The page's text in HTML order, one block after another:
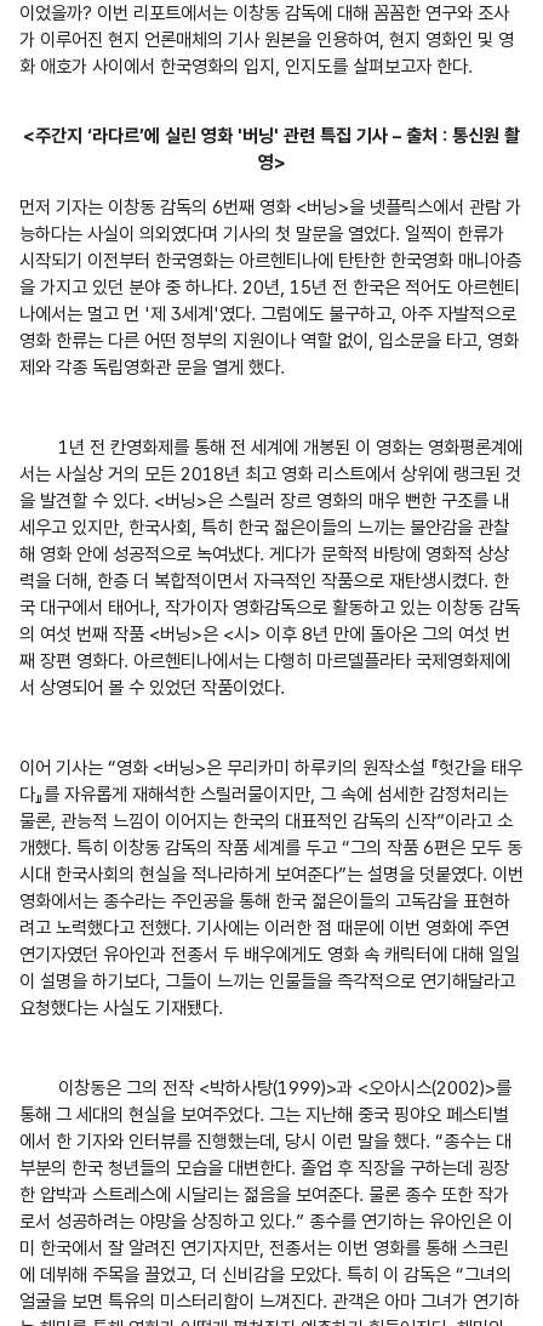
이었을까? 이번 리포트에서는 이창동 감독에 대해 꼼꼼한 연구와 조사
가 이루어진 현지 언론매체의 기사 원본을 인용하여, 현지 영화인 및 영
화 애호가 사이에서 한국영화의 입지, 인지도를 살펴보고자 한다.
<주간지 ‘라다르’에 실린 영화 '버닝' 관련 특집 기사 – 출처 : 통신원 촬
영>
먼저 기자는 이창동 감독의 6번째 영화 <버닝>을 넷플릭스에서 관람 가
능하다는 사실이 의외였다며 기사의 첫 말문을 열었다. 일찍이 한류가
시작되기 이전부터 한국영화는 아르헨티나에 탄탄한 한국영화 매니아층
을 가지고 있던 분야 중 하나다. 20년, 15년 전 한국은 적어도 아르헨티
나에서는 멀고 먼 '제 3세계'였다. 그럼에도 불구하고, 아주 자발적으로
영화 한류는 다른 어떤 정부의 지원이나 역할 없이, 입소문을 타고, 영화
제와 각종 독립영화관 문을 열게 했다.
1년 전 칸영화제를 통해 전 세계에 개봉된 이 영화는 영화평론계에
서는 사실상 거의 모든 2018년 최고 영화 리스트에서 상위에 랭크된 것
을 발견할 수 있다. <버닝>은 스릴러 장르 영화의 매우 뻔한 구조를 내
세우고 있지만, 한국사회, 특히 한국 젊은이들의 느끼는 불안감을 관찰
해 영화 안에 성공적으로 녹여냈다. 게다가 문학적 바탕에 영화적 상상
력을 더해, 한층 더 복합적이면서 자극적인 작품으로 재탄생시켰다. 한
국 대구에서 태어나, 작가이자 영화감독으로 활동하고 있는 이창동 감독
의 여섯 번째 작품 <버닝>은 <시> 이후 8년 만에 돌아온 그의 여섯 번
째 장편 영화다. 아르헨티나에서는 다행히 마르델플라타 국제영화제에
서 상영되어 볼 수 있었던 작품이었다.
이어 기사는 “영화 <버닝>은 무리카미 하루키의 원작소설 『헛간을 태우
다』를 자유롭게 재해석한 스릴러물이지만, 그 속에 섬세한 감정처리는
물론, 관능적 느낌이 이어지는 한국의 대표적인 감독의 신작”이라고 소
개했다. 특히 이창동 감독의 작품 세계를 두고 “그의 작품 6편은 모두 동
시대 한국사회의 현실을 적나라하게 보여준다”는 설명을 덧붙였다. 이번
영화에서는 종수라는 주인공을 통해 한국 젊은이들의 고독감을 표현하
려고 노력했다고 전했다. 기사에는 이러한 점 때문에 이번 영화에 주연
연기자였던 유아인과 전종서 두 배우에게도 영화 속 캐릭터에 대해 일일
이 설명을 하기보다, 그들이 느끼는 인물들을 즉각적으로 연기해달라고
요청했다는 사실도 기재됐다.
이창동은 그의 전작 <박하사탕(1999)>과 <오아시스(2002)>를
통해 그 세대의 현실을 보여주었다. 그는 지난해 중국 핑야오 페스티벌
에서 한 기자와 인터뷰를 진행했는데, 당시 이런 말을 했다. “종수는 대
부분의 한국 청년들의 모습을 대변한다. 졸업 후 직장을 구하는데 굉장
한 압박과 스트레스에 시달리는 젊음을 보여준다. 물론 종수 또한 작가
로서 성공하려는 야망을 상징하고 있다.” 종수를 연기하는 유아인은 이
미 한국에서 잘 알려진 연기자지만, 전종서는 이번 영화를 통해 스크린
에 데뷔해 주목을 끌었고, 더 신비감을 모았다. 특히 이 감독은 “그녀의
얼굴을 보면 특유의 미스터리함이 느껴진다. 관객은 아마 그녀가 연기하